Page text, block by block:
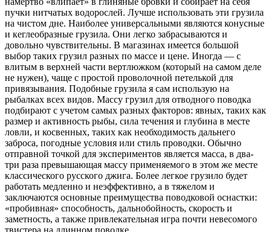
пучки нитчатых водорослей. Лучше использовать эти грузила
на чистом дне. Наиболее универсальными являются конусные
и кеглеобразные грузила. Они легко забрасываются и
довольно чувствительны. В магазинах имеется большой
выбор таких грузил разных по массе и цене. Иногда — с
влитым в верхней части вертлюжком (который на самом деле
не нужен), чаще с простой проволочной петелькой для
привязывания. Подобные грузила я сам использую на
рыбалках всех видов. Массу грузил для отводного поводка
подбирают с учетом самых разных факторов: явных, таких как
размер и активность рыбы, сила течения и глубина в месте
ловли, и косвенных, таких как необходимость дальнего
заброса, погодные условия или стиль проводки. Обычно
отправной точкой для экспериментов является масса, в два-
три раза превышающая массу применяемого в этом же месте
классического русского джига. Более легкое грузило будет
работать медленно и неэффективно, а в тяжелом и
заключаются основные преимущества поводковой оснастки:
«пробивная» способность, дальнобойность, скорость и
заметность, а также привлекательная игра почти невесомого